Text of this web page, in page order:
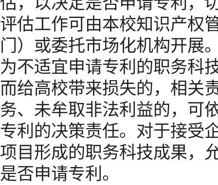
评估工作可由本校知识产权
门）或委托市场化机构开展
为不适宜申请专利的职务科
而给高校带来损失的，相关
务、未牟取非法利益的，可
专利的决策责任。对于接受
项目形成的职务科技成果，
是否申请专利。